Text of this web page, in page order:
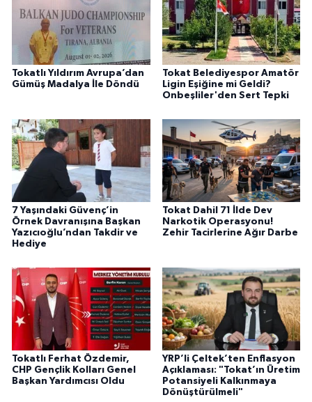
Tokatlı Yıldırım Avrupa’dan
Gümüş Madalya İle Döndü
Tokat Belediyespor Amatör
Ligin Eşiğine mi Geldi?
Onbeşliler'den Sert Tepki
7 Yaşındaki Güvenç’in
Örnek Davranışına Başkan
Yazıcıoğlu’ndan Takdir ve
Hediye
Tokat Dahil 71 İlde Dev
Narkotik Operasyonu!
Zehir Tacirlerine Ağır Darbe
Tokatlı Ferhat Özdemir,
CHP Gençlik Kolları Genel
Başkan Yardımcısı Oldu
YRP’li Çeltek’ten Enflasyon
Açıklaması: "Tokat’ın Üretim
Potansiyeli Kalkınmaya
Dönüştürülmeli"